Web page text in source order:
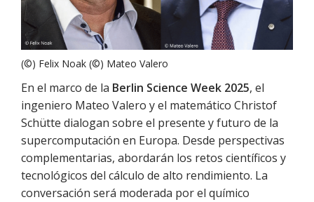
(©) Felix Noak (©) Mateo Valero
En el marco de la Berlin Science Week 2025, el
ingeniero Mateo Valero y el matemático Christof
Schütte dialogan sobre el presente y futuro de la
supercomputación en Europa. Desde perspectivas
complementarias, abordarán los retos científicos y
tecnológicos del cálculo de alto rendimiento. La
conversación será moderada por el químico